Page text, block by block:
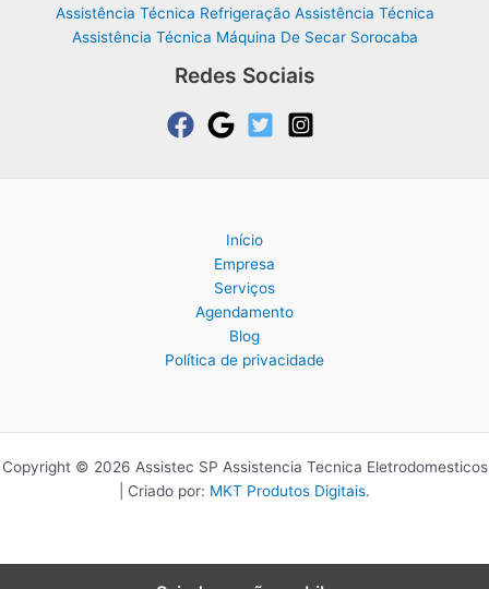
Assistência Técnica Refrigeração Assistência Técnica
Assistência Técnica Máquina De Secar Sorocaba
Redes Sociais
Início
Empresa
Serviços
Agendamento
Blog
Política de privacidade
Copyright © 2026 Assistec SP Assistencia Tecnica Eletrodomesticos
| Criado por: MKT Produtos Digitais.